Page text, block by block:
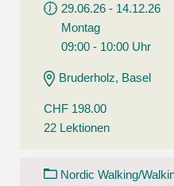
29.06.26 - 14.12.26
Montag
09:00 - 10:00 Uhr
Bruderholz, Basel
CHF 198.00
22 Lektionen
Nordic Walking/